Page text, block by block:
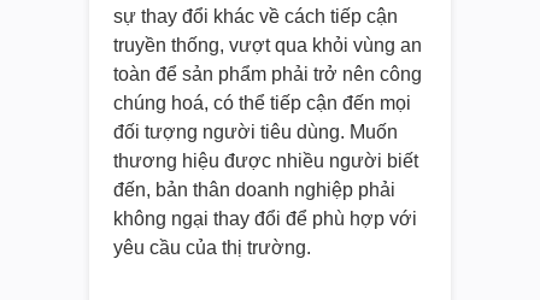
sự thay đổi khác về cách tiếp cận
truyền thống, vượt qua khỏi vùng an
toàn để sản phẩm phải trở nên công
chúng hoá, có thể tiếp cận đến mọi
đối tượng người tiêu dùng. Muốn
thương hiệu được nhiều người biết
đến, bản thân doanh nghiệp phải
không ngại thay đổi để phù hợp với
yêu cầu của thị trường.